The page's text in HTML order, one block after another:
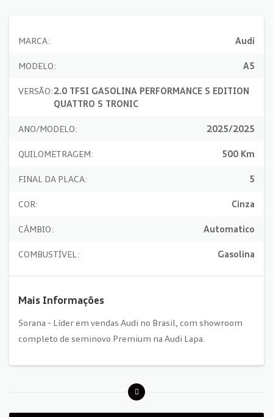
MARCA: Audi
MODELO: A5
VERSÃO:2.0 TFSI GASOLINA PERFORMANCE S EDITION
QUATTRO S TRONIC
ANO/MODELO: 2025/2025
QUILOMETRAGEM: 500 Km
FINAL DA PLACA: 5
COR: Cinza
CÂMBIO: Automatico
COMBUSTÍVEL: Gasolina
Mais Informações
Sorana - Líder em vendas Audi no Brasil, com showroom
completo de seminovo Premium na Audi Lapa.